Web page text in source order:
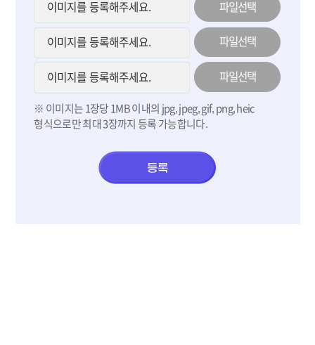
파일선택
파일선택
파일선택
※ 이미지는 1장당 1MB 이내의 jpg, jpeg, gif, png, heic
형식으로만 최대 3장까지 등록 가능합니다.
등록